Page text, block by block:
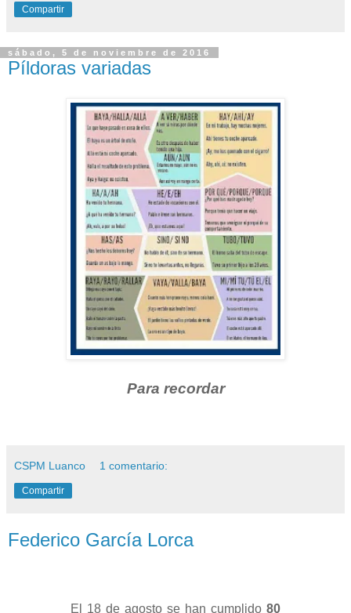
Compartir
sábado, 5 de noviembre de 2016
Píldoras variadas
Para recordar
CSPM Luanco 1 comentario:
Compartir
Federico García Lorca
El 18 de agosto se han cumplido 80